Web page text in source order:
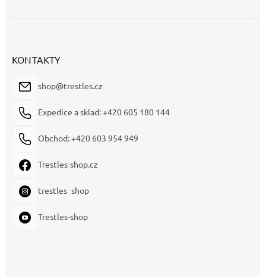
KONTAKTY
shop@trestles.cz
Expedice a sklad: +420 605 180 144
Obchod: +420 603 954 949
Trestles-shop.cz
trestles_shop
Trestles-shop